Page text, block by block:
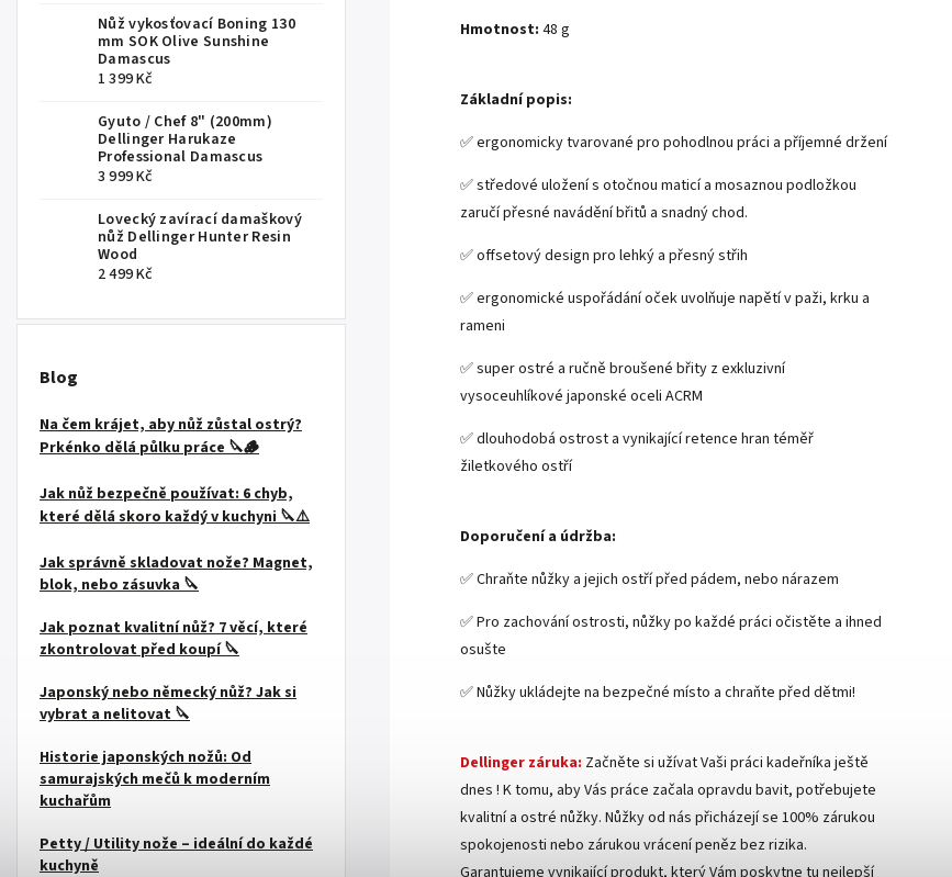
Nůž vykosťovací Boning 130
mm SOK Olive Sunshine
Damascus
1 399 Kč
Gyuto / Chef 8" (200mm)
Dellinger Harukaze
Professional Damascus
3 999 Kč
Lovecký zavírací damaškový
nůž Dellinger Hunter Resin
Wood
2 499 Kč
Blog
Na čem krájet, aby nůž zůstal ostrý?
Prkénko dělá půlku práce 🔪🪵
Jak nůž bezpečně používat: 6 chyb,
které dělá skoro každý v kuchyni 🔪⚠️
Jak správně skladovat nože? Magnet,
blok, nebo zásuvka 🔪
Jak poznat kvalitní nůž? 7 věcí, které
zkontrolovat před koupí 🔪
Japonský nebo německý nůž? Jak si
vybrat a nelitovat 🔪
Historie japonských nožů: Od
samurajských mečů k moderním
kuchařům
Petty / Utility nože – ideální do každé
kuchyně
Hmotnost: 48 g
Základní popis:
✅ ergonomicky tvarované pro pohodlnou práci a příjemné držení
✅ středové uložení s otočnou maticí a mosaznou podložkou
zaručí přesné navádění břitů a snadný chod.
✅ offsetový design pro lehký a přesný střih
✅ ergonomické uspořádání oček uvolňuje napětí v paži, krku a
rameni
✅ super ostré a ručně broušené břity z exkluzivní
vysoceuhlíkové japonské oceli ACRM
✅ dlouhodobá ostrost a vynikající retence hran téměř
žiletkového ostří
Doporučení a údržba:
✅ Chraňte nůžky a jejich ostří před pádem, nebo nárazem
✅ Pro zachování ostrosti, nůžky po každé práci očistěte a ihned
osušte
✅ Nůžky ukládejte na bezpečné místo a chraňte před dětmi!
Dellinger záruka: Začněte si užívat Vaši práci kadeřníka ještě
dnes ! K tomu, aby Vás práce začala opravdu bavit, potřebujete
kvalitní a ostré nůžky. Nůžky od nás přicházejí se 100% zárukou
spokojenosti nebo zárukou vrácení peněz bez rizika.